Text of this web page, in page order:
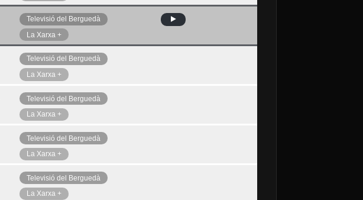
Televisió del Berguedà
La Xarxa +
Televisió del Berguedà
La Xarxa +
Televisió del Berguedà
La Xarxa +
Televisió del Berguedà
La Xarxa +
Televisió del Berguedà
La Xarxa +